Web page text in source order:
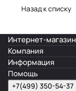
Назад к списку
Интернет-магазин
Компания
Информация
Помощь
+7(499) 350-54-37